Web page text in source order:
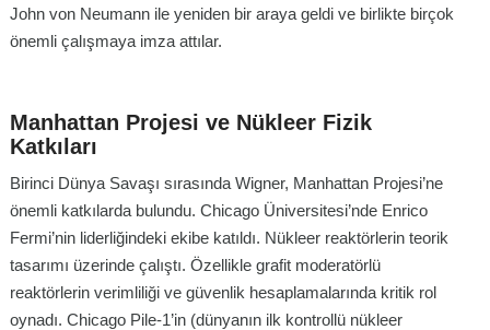
John von Neumann ile yeniden bir araya geldi ve birlikte birçok
önemli çalışmaya imza attılar.
Manhattan Projesi ve Nükleer Fizik
Katkıları
Birinci Dünya Savaşı sırasında Wigner, Manhattan Projesi’ne
önemli katkılarda bulundu. Chicago Üniversitesi’nde Enrico
Fermi’nin liderliğindeki ekibe katıldı. Nükleer reaktörlerin teorik
tasarımı üzerinde çalıştı. Özellikle grafit moderatörlü
reaktörlerin verimliliği ve güvenlik hesaplamalarında kritik rol
oynadı. Chicago Pile-1’in (dünyanın ilk kontrollü nükleer